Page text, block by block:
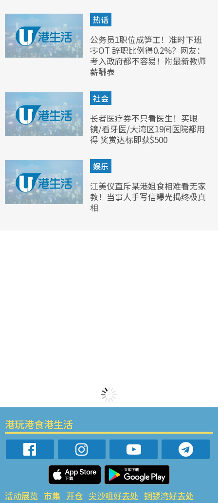
热话
公务员1职位成笋工！准时下班
零OT 辞职比例得0.2%？网友：
考入政府都不容易！附最新教师
薪酬表
社会
长者医疗券不只看医生！买眼
镜/看牙医/大湾区19间医院都用
得 奖赏达标即获$500
娱乐
江美仪直斥某港姐食相难看无家
教！当事人手写信曝光揭终极真
相
港玩港食港生活
活动展览 市集 开仓 尖沙咀好去处 铜锣湾好去处